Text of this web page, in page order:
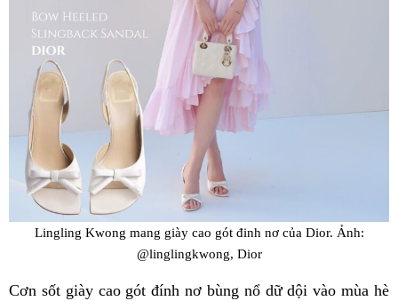
Lingling Kwong mang giày cao gót đinh nơ của Dior. Ảnh:
@linglingkwong, Dior
Cơn sốt giày cao gót đính nơ bùng nổ dữ dội vào mùa hè